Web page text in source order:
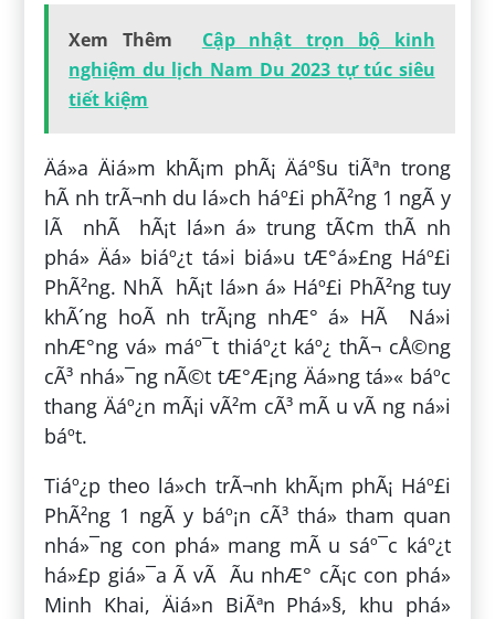
Xem Thêm
Cập nhật trọn bộ kinh
nghiệm du lịch Nam Du 2023 tự túc siêu
tiết kiệm
Äá»a Äiá»m khÃ¡m phÃ¡ Äáº§u tiÃªn trong
hÃ nh trÃ¬nh du lá»ch háº£i phÃ²ng 1 ngÃ y
lÃ nhÃ hÃ¡t lá»n á» trung tÃ¢m thÃ nh
phá» Äá» biáº¿t tá»i biá»u tÆ°á»£ng Háº£i
PhÃ²ng. NhÃ hÃ¡t lá»n á» Háº£i PhÃ²ng tuy
khÃ´ng hoÃ nh trÃ¡ng nhÆ° á» HÃ Ná»i
nhÆ°ng vá» máº¯t thiáº¿t káº¿ thÃ¬ cÅ©ng
cÃ³ nhá»¯ng nÃ©t tÆ°Æ¡ng Äá»ng tá»« báº­c
thang Äáº¿n mÃ¡i vÃ²m cÃ³ mÃ u vÃ ng ná»i
báº­t.
Tiáº¿p theo lá»ch trÃ¬nh khÃ¡m phÃ¡ Háº£i
PhÃ²ng 1 ngÃ y báº¡n cÃ³ thá» tham quan
nhá»¯ng con phá» mang mÃ u sáº¯c káº¿t
há»£p giá»¯a Ã vÃ Ãu nhÆ° cÃ¡c con phá»
Minh Khai, Äiá»n BiÃªn Phá»§, khu phá»